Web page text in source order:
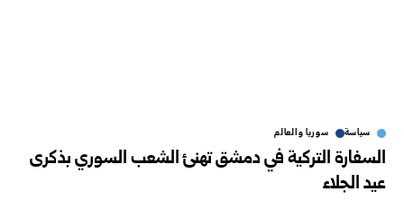
سياسة سوريا والعالم
السفارة التركية في دمشق تهنئ الشعب السوري بذكرى
عيد الجلاء